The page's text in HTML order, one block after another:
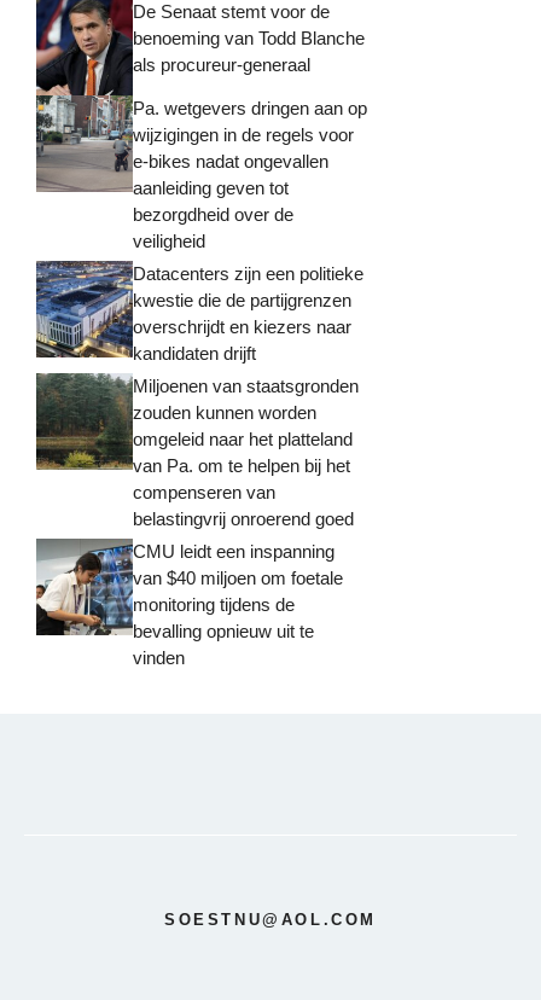
De Senaat stemt voor de
benoeming van Todd Blanche
als procureur-generaal
Pa. wetgevers dringen aan op
wijzigingen in de regels voor
e-bikes nadat ongevallen
aanleiding geven tot
bezorgdheid over de
veiligheid
Datacenters zijn een politieke
kwestie die de partijgrenzen
overschrijdt en kiezers naar
kandidaten drijft
Miljoenen van staatsgronden
zouden kunnen worden
omgeleid naar het platteland
van Pa. om te helpen bij het
compenseren van
belastingvrij onroerend goed
CMU leidt een inspanning
van $40 miljoen om foetale
monitoring tijdens de
bevalling opnieuw uit te
vinden
SOESTNU@AOL.COM